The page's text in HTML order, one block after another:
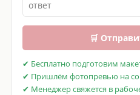
🛒
✔ Бесплатно подготовим
✔ Пришлём фотопревью на
✔ Менеджер свяжется в